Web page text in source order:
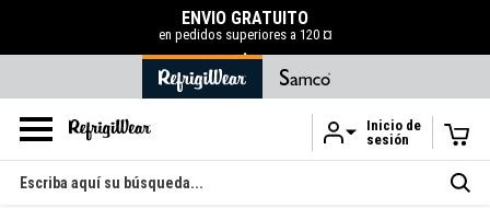
Ir al contenido principal
ENVÍO GRATUITO
en pedidos superiores a 120 ¤
.
Inicio de
sesión
Buscar
en